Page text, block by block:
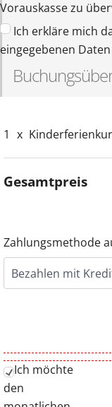
Vorauskasse zu
Ich erkläre mich
eingegebenen
1 x
Gesamtpreis
Zahlungsmethode
Ich möchte
den